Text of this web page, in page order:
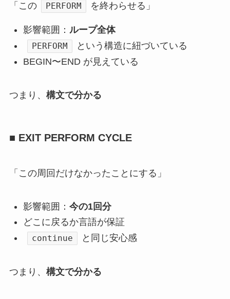
「この PERFORM を終わらせる」
影響範囲： ループ全体
PERFORM
という構造に紐づいている
BEGIN〜END が見えている
つまり、 構文で分かる
■ EXIT PERFORM CYCLE
「この周回だけなかったことにする」
影響範囲： 今の1回分
どこに戻るか言語が保証
continue と同じ安心感
つまり、 構文で分かる